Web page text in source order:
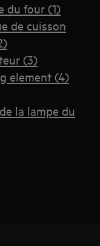
du four (1)
de cuisson
(3)
element (4)
la lampe du